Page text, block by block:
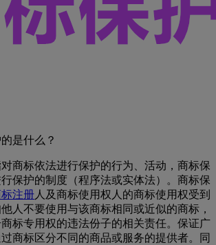
是什么？
标依法进行保护的行为、活动，商标保
保护的制度（程序法或实体法）。商标保
注册 人及商标使用权人的商标使用权受到
人不要使用与该商标相同或近似的商标，
标专用权的违法份子的相关责任。保证广
商标区分不同的商品或服务的提供者。同